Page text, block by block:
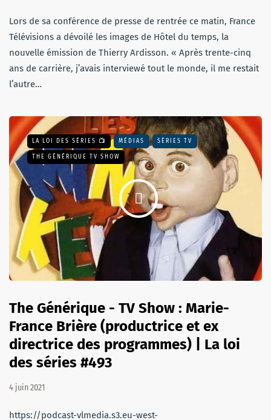
Lors de sa conférence de presse de rentrée ce matin, France
Télévisions a dévoilé les images de Hôtel du temps, la
nouvelle émission de Thierry Ardisson. « Après trente-cinq
ans de carrière, j’avais interviewé tout le monde, il me restait
l’autre…
LA LOI DES SÉRIES 📺 MÉDIAS SÉRIES TV
THE GÉNÉRIQUE TV SHOW
The Générique - TV Show : Marie-
France Brière (productrice et ex
directrice des programmes) | La loi
des séries #493
4 juin 2021
https://podcast-vlmedia.s3.eu-west-